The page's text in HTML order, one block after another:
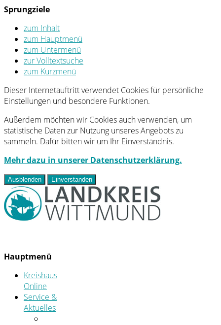
Sprungziele
zum Inhalt
zum Hauptmenü
zum Untermenü
zur Volltextsuche
zum Kurzmenü
Dieser Internetauftritt verwendet Cookies für persönliche
Einstellungen und besondere Funktionen.
Außerdem möchten wir Cookies auch verwenden, um
statistische Daten zur Nutzung unseres Angebots zu
sammeln. Dafür bitten wir um Ihr Einverständnis.
Mehr dazu in unserer Datenschutzerklärung.
Ausblenden Einverstanden
Hauptmenü
Kreishaus
Online
Service &
Aktuelles